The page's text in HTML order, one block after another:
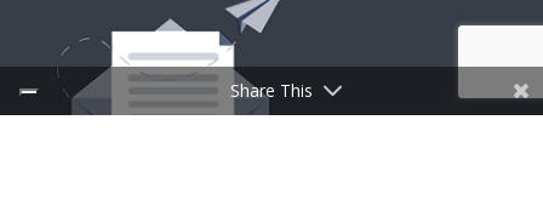
Share This